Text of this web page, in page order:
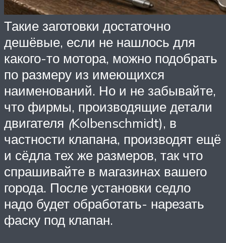
Такие заготовки достаточно
дешёвые, если не нашлось для
какого-то мотора, можно подобрать
по размеру из имеющихся
наименований. Но и не забывайте,
что фирмы, производящие детали
двигателя (Kolbenschmidt), в
частности клапана, производят ещё
и сёдла тех же размеров, так что
спрашивайте в магазинах вашего
города. После установки седло
надо будет обработать- нарезать
фаску под клапан.